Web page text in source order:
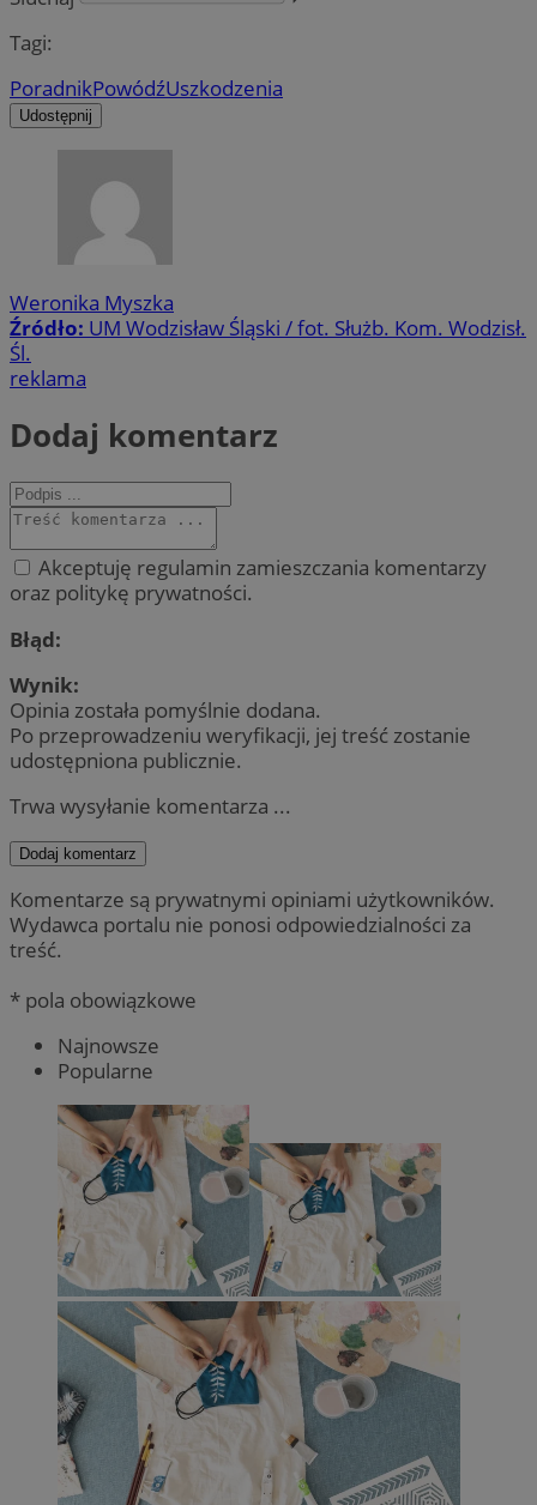
Tagi:
PoradnikPowódźUszkodzenia
Udostępnij
Weronika Myszka
Źródło: UM Wodzisław Śląski / fot. Służb. Kom. Wodzisł.
Śl.
reklama
Dodaj komentarz
Akceptuję regulamin zamieszczania komentarzy
oraz politykę prywatności.
Błąd:
Wynik:
Opinia została pomyślnie dodana.
Po przeprowadzeniu weryfikacji, jej treść zostanie
udostępniona publicznie.
Trwa wysyłanie komentarza ...
Dodaj komentarz
Komentarze są prywatnymi opiniami użytkowników.
Wydawca portalu nie ponosi odpowiedzialności za
treść.
* pola obowiązkowe
Najnowsze
Popularne